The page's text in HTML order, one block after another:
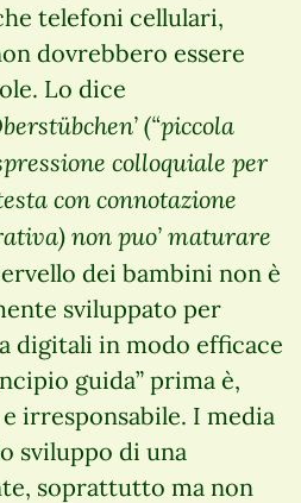
telefoni cellulari,
dovrebbero essere
Lo dice
(“piccola
colloquiale per
con connotazione
non puo’ maturare
dei bambini non è
sviluppato per
digitali in modo efficace
guida” prima è,
irresponsabile. I media
sviluppo di una
soprattutto ma non